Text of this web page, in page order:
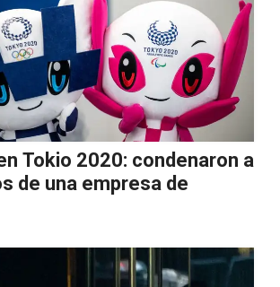
Tokio 2020: condenaron a
de una empresa de